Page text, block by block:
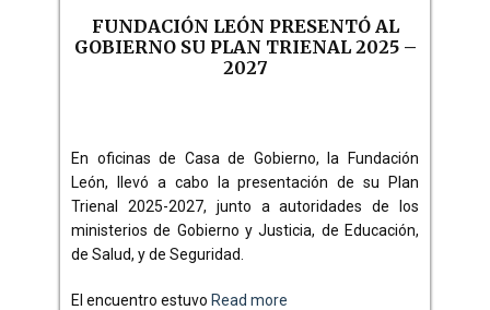
FUNDACIÓN LEÓN PRESENTÓ AL
GOBIERNO SU PLAN TRIENAL 2025 –
2027
En oficinas de Casa de Gobierno, la Fundación
León, llevó a cabo la presentación de su Plan
Trienal 2025-2027, junto a autoridades de los
ministerios de Gobierno y Justicia, de Educación,
de Salud, y de Seguridad.
El encuentro estuvo Read more